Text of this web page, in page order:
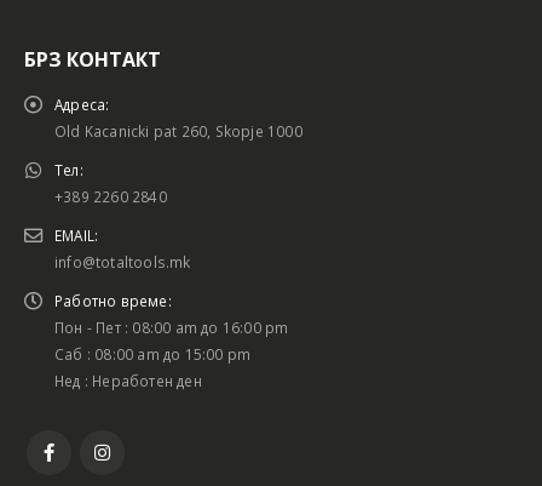
БРЗ КОНТАКТ
Адреса:
Old Kacanicki pat 260, Skopje 1000
Тел:
+389 2260 2840
EMAIL:
info@totaltools.mk
Работно време:
Пон - Пет : 08:00 am до 16:00 pm
Саб : 08:00 am до 15:00 pm
Нед : Неработен ден